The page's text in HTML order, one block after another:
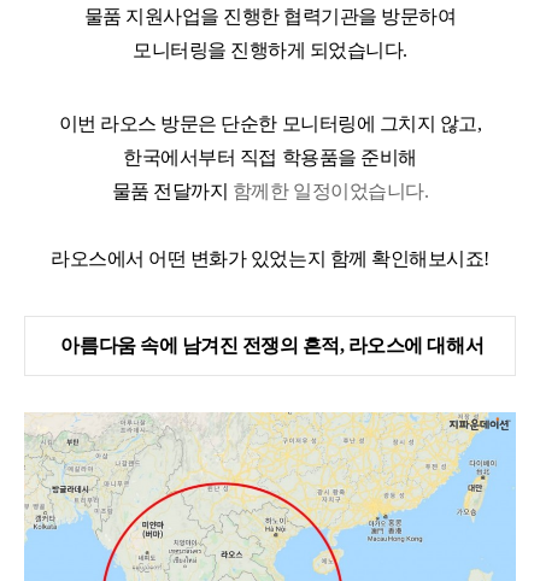
물품 지원사업을 진행한 협력기관을 방문하여
모니터링을 진행하게 되었습니다.
이번 라오스 방문은 단순한 모니터링에 그치지 않고,
한국에서부터 직접 학용품을 준비해
물품 전달까지 함께한 일정이었습니다.
라오스에서 어떤 변화가 있었는지 함께 확인해보시죠!
아름다움 속에 남겨진 전쟁의 흔적, 라오스에 대해서